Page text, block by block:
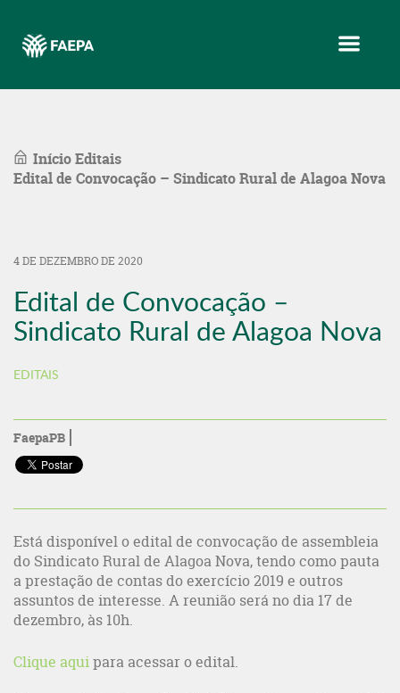
InícioEditais
Edital de Convocação – Sindicato Rural de Alagoa Nova
4 DE DEZEMBRO DE 2020
Edital de Convocação –
Sindicato Rural de Alagoa Nova
EDITAIS
FaepaPB
Está disponível o edital de convocação de assembleia
do Sindicato Rural de Alagoa Nova, tendo como pauta
a prestação de contas do exercício 2019 e outros
assuntos de interesse. A reunião será no dia 17 de
dezembro, às 10h.
Clique aquipara acessar o edital.